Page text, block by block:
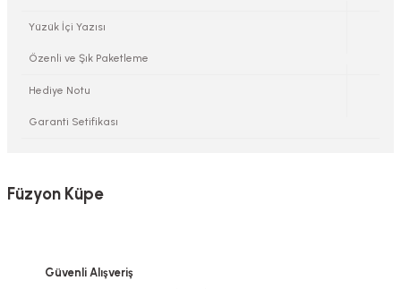
Yüzük İçi Yazısı
Özenli ve Şık Paketleme
Hediye Notu
Garanti Setifikası
Füzyon Küpe
Güvenli Alışveriş